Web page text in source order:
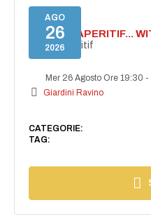
AGO
26
2026
SECRET APERITIF...
Secret aperitif
Mer 26 Agosto Ore 19:30 -
Giardini Ravino
CATEGORIE:
TAG: